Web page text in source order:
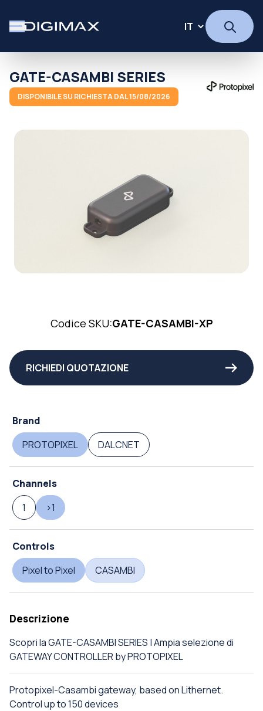
GATE-CASAMBI SERIES
DISPONIBILE SU RICHIESTA DAL 15/08/2026
Codice SKU:GATE-CASAMBI-XP
RICHIEDI QUOTAZIONE
Brand
PROTOPIXEL
DALCNET
Channels
1
>1
Controls
Pixel to Pixel
CASAMBI
Descrizione
Scopri la GATE-CASAMBI SERIES | Ampia selezione di
GATEWAY CONTROLLER by PROTOPIXEL
Protopixel-Casambi gateway, based on Lithernet.
Control up to 150 devices